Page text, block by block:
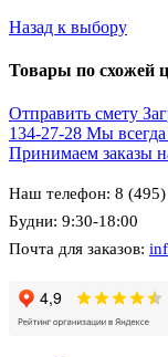
Назад к выбору
Товары по схожей
Отправить смету
134-27-28 Мы
Принимаем заказы
Наш телефон: 8
Будни: 9:30-18:00
Почта для заказов: